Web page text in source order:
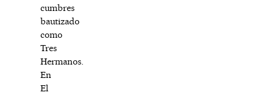
cumbres
bautizado
como
Tres
Hermanos.
En
El